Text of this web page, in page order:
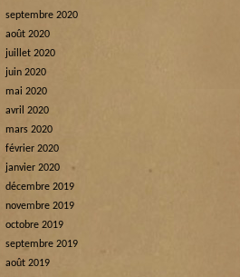
septembre 2020
août 2020
juillet 2020
juin 2020
mai 2020
avril 2020
mars 2020
février 2020
janvier 2020
décembre 2019
novembre 2019
octobre 2019
septembre 2019
août 2019